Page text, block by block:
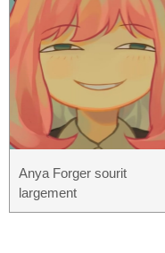
Anya Forger sourit
largement